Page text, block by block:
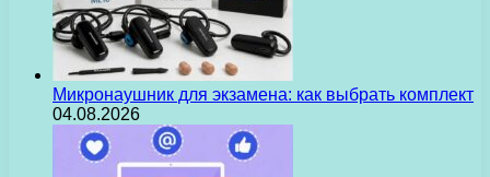
Микронаушник для экзамена: как выбрать комплект
04.08.2026